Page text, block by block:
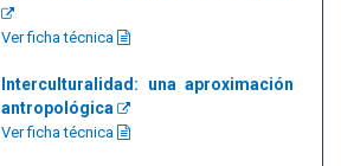
Ver ficha técnica
Interculturalidad: una aproximación
antropológica
Ver ficha técnica